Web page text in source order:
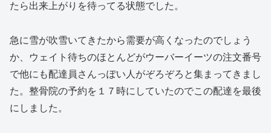
たら出来上がりを待ってる状態でした。
急に雪が吹雪いてきたから需要が高くなったのでしょう
か、ウェイト待ちのほとんどがウーバーイーツの注文番号
で他にも配達員さんっぽい人がぞろぞろと集まってきまし
た。整骨院の予約を１７時にしていたのでこの配達を最後
にしました。